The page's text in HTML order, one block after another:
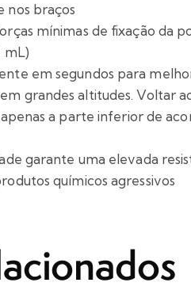
nos braços
mínimas de fixação da
mL)
em segundos para
grandes altitudes. Voltar
a parte inferior de
garante uma elevada
químicos agressivos